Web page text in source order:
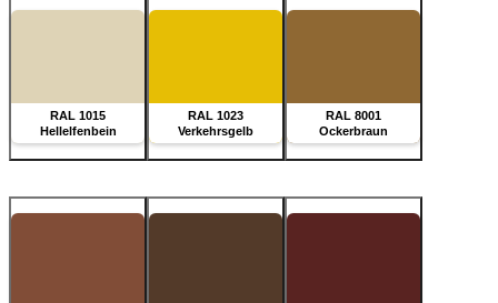
RAL 1015
Hellelfenbein
RAL 1023
Verkehrsgelb
RAL 8001
Ockerbraun